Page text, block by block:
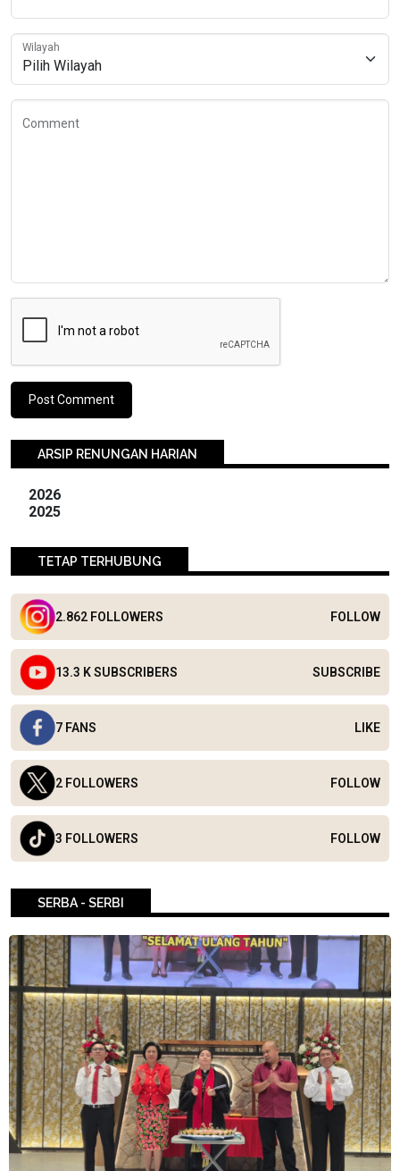
Wilayah
Comment
ARSIP RENUNGAN HARIAN
2026
2025
TETAP TERHUBUNG
2.862 FOLLOWERS FOLLOW
13.3 K SUBSCRIBERS SUBSCRIBE
7 FANS LIKE
2 FOLLOWERS FOLLOW
3 FOLLOWERS FOLLOW
SERBA - SERBI